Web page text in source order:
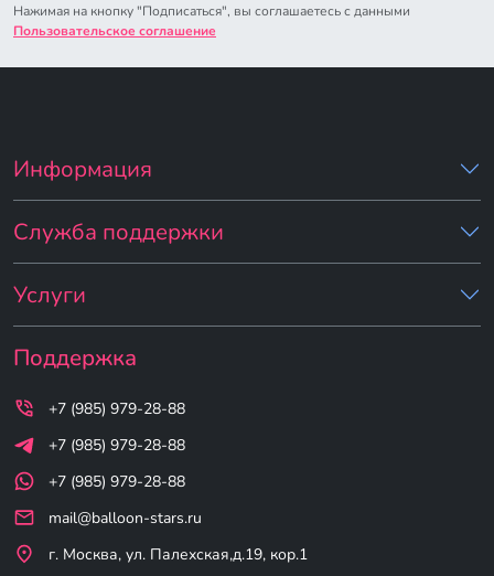
Нажимая на кнопку "Подписаться", вы соглашаетесь с данными
Пользовательское соглашение
Информация
Служба поддержки
Услуги
Поддержка
+7 (985) 979-28-88
+7 (985) 979-28-88
+7 (985) 979-28-88
mail@balloon-stars.ru
г. Москва, ул. Палехская,д.19, кор.1